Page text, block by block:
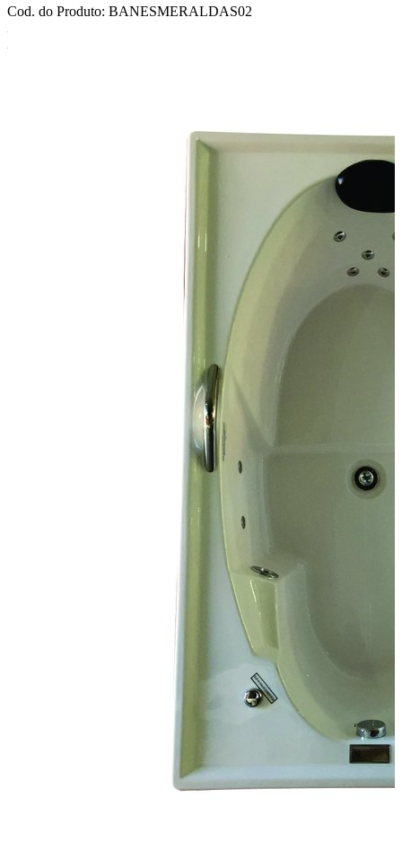
Cod. do Produto: BANESMERALDAS02